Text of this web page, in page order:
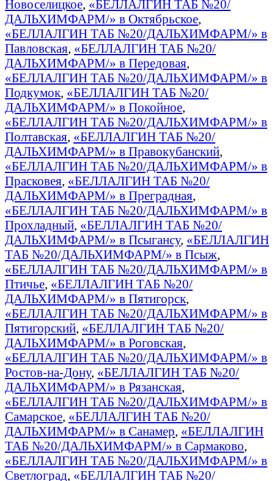
Новоселицкое, «БЕЛЛАЛГИН ТАБ №20/
ДАЛЬХИМФАРМ/» в Октябрьское,
«БЕЛЛАЛГИН ТАБ №20/ДАЛЬХИМФАРМ/» в
Павловская, «БЕЛЛАЛГИН ТАБ №20/
ДАЛЬХИМФАРМ/» в Передовая,
«БЕЛЛАЛГИН ТАБ №20/ДАЛЬХИМФАРМ/» в
Подкумок, «БЕЛЛАЛГИН ТАБ №20/
ДАЛЬХИМФАРМ/» в Покойное,
«БЕЛЛАЛГИН ТАБ №20/ДАЛЬХИМФАРМ/» в
Полтавская, «БЕЛЛАЛГИН ТАБ №20/
ДАЛЬХИМФАРМ/» в Правокубанский,
«БЕЛЛАЛГИН ТАБ №20/ДАЛЬХИМФАРМ/» в
Прасковея, «БЕЛЛАЛГИН ТАБ №20/
ДАЛЬХИМФАРМ/» в Преградная,
«БЕЛЛАЛГИН ТАБ №20/ДАЛЬХИМФАРМ/» в
Прохладный, «БЕЛЛАЛГИН ТАБ №20/
ДАЛЬХИМФАРМ/» в Псыгансу, «БЕЛЛАЛГИН
ТАБ №20/ДАЛЬХИМФАРМ/» в Псыж,
«БЕЛЛАЛГИН ТАБ №20/ДАЛЬХИМФАРМ/» в
Птичье, «БЕЛЛАЛГИН ТАБ №20/
ДАЛЬХИМФАРМ/» в Пятигорск,
«БЕЛЛАЛГИН ТАБ №20/ДАЛЬХИМФАРМ/» в
Пятигорский, «БЕЛЛАЛГИН ТАБ №20/
ДАЛЬХИМФАРМ/» в Роговская,
«БЕЛЛАЛГИН ТАБ №20/ДАЛЬХИМФАРМ/» в
Ростов-на-Дону, «БЕЛЛАЛГИН ТАБ №20/
ДАЛЬХИМФАРМ/» в Рязанская,
«БЕЛЛАЛГИН ТАБ №20/ДАЛЬХИМФАРМ/» в
Самарское, «БЕЛЛАЛГИН ТАБ №20/
ДАЛЬХИМФАРМ/» в Санамер, «БЕЛЛАЛГИН
ТАБ №20/ДАЛЬХИМФАРМ/» в Сармаково,
«БЕЛЛАЛГИН ТАБ №20/ДАЛЬХИМФАРМ/» в
Светлоград, «БЕЛЛАЛГИН ТАБ №20/